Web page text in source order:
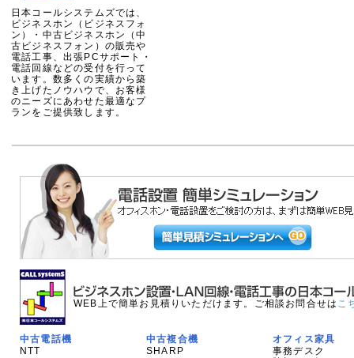
日本コールシステムズでは、
ビジネスホン（ビジネスフォ
ン）・中古ビジネスホン（中
古ビジネスフォン）の販売や
電話工事、出張PCサポート・
電話回線などの受付を行って
います。数多くの実績から築
き上げたノウハウで、お客様
のニーズにあわせた最適なプ
ランをご提供致します。
WEB上で簡単お見積りいただけます。ご相談お問合せは こ
中古電話機
NTT
中古複合機
SHARP
オフィス家具
事務デスク